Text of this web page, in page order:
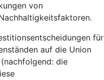
von
für
auf die Union
die